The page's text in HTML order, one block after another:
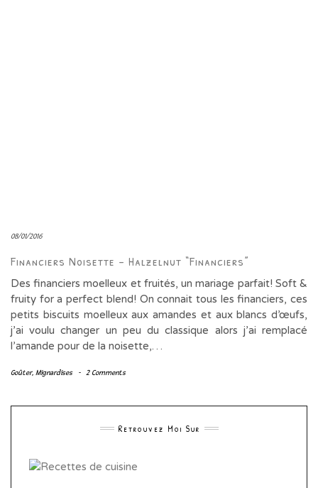
08/01/2016
Financiers Noisette – Halzelnut “financiers”
Des financiers moelleux et fruités, un mariage parfait! Soft &
fruity for a perfect blend! On connait tous les financiers, ces
petits biscuits moelleux aux amandes et aux blancs d’œufs,
j’ai voulu changer un peu du classique alors j’ai remplacé
l’amande pour de la noisette,…
Goûter, Mignardises - 2 Comments
Retrouvez Moi Sur